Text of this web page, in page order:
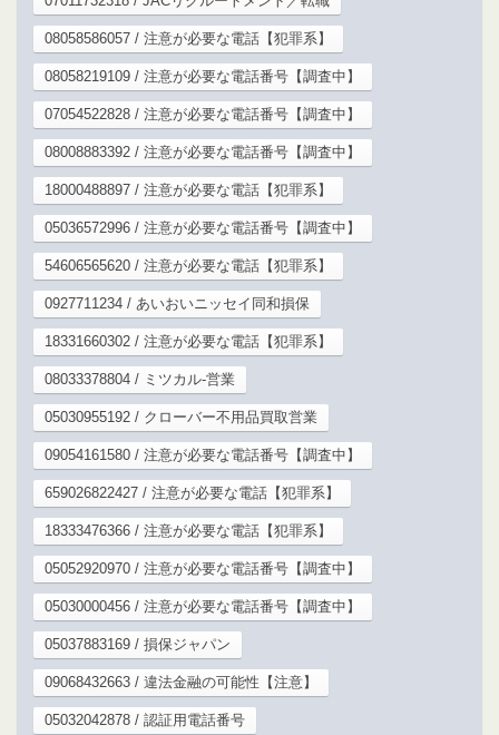
08058586057 / 注意が必要な電話【犯罪系】
08058219109 / 注意が必要な電話番号【調査中】
07054522828 / 注意が必要な電話番号【調査中】
08008883392 / 注意が必要な電話番号【調査中】
18000488897 / 注意が必要な電話【犯罪系】
05036572996 / 注意が必要な電話番号【調査中】
54606565620 / 注意が必要な電話【犯罪系】
0927711234 / あいおいニッセイ同和損保
18331660302 / 注意が必要な電話【犯罪系】
08033378804 / ミツカル-営業
05030955192 / クローバー不用品買取営業
09054161580 / 注意が必要な電話番号【調査中】
659026822427 / 注意が必要な電話【犯罪系】
18333476366 / 注意が必要な電話【犯罪系】
05052920970 / 注意が必要な電話番号【調査中】
05030000456 / 注意が必要な電話番号【調査中】
05037883169 / 損保ジャパン
09068432663 / 違法金融の可能性【注意】
05032042878 / 認証用電話番号